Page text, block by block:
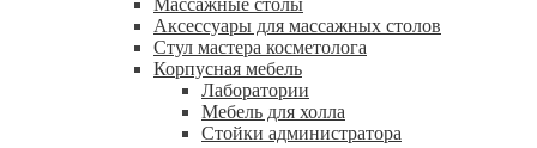
Массажные столы
Аксессуары для массажных столов
Стул мастера косметолога
Корпусная мебель
Лаборатории
Мебель для холла
Стойки администратора